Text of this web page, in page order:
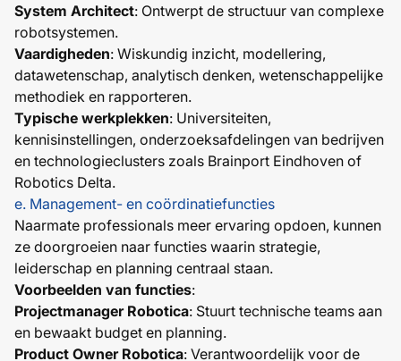
System Architect: Ontwerpt de structuur van complexe
robotsystemen.
Vaardigheden: Wiskundig inzicht, modellering,
datawetenschap, analytisch denken, wetenschappelijke
methodiek en rapporteren.
Typische werkplekken: Universiteiten,
kennisinstellingen, onderzoeksafdelingen van bedrijven
en technologieclusters zoals Brainport Eindhoven of
Robotics Delta.
e. Management- en coördinatiefuncties
Naarmate professionals meer ervaring opdoen, kunnen
ze doorgroeien naar functies waarin strategie,
leiderschap en planning centraal staan.
Voorbeelden van functies:
Projectmanager Robotica: Stuurt technische teams aan
en bewaakt budget en planning.
Product Owner Robotica: Verantwoordelijk voor de